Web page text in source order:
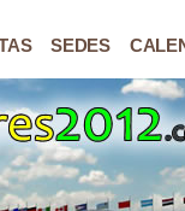
SEDES